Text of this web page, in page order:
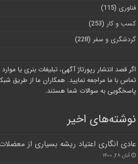
فناوری (115)
کسب و کار (253)
گردشگری و سفر (228)
اگر قصد انتشار رپورتاژ آگهی، تبلیغات بنری یا
تماس با ما مراجعه نمایید. همکاران ما از طریق
پاسخگویی به سوالات شما هستند.
نوشته‌های اخیر
عادی انگاری اعتیاد ریشه بسیاری از
آبان ۲۸, ۱۴۰۰